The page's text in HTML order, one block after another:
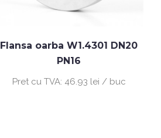
Flansa oarba W1.4301 DN20
PN16
Pret cu TVA: 46.93 lei / buc